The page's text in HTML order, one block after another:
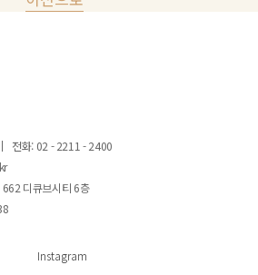
전화: 02 - 2211 - 2400
디큐브시티 6층
Instagram